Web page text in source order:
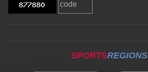
SPORTSREGIONS